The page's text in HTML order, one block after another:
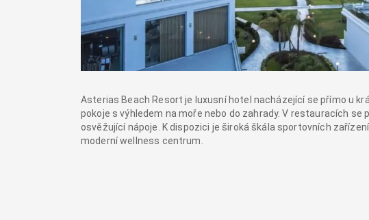
Asterias Beach Resort je luxusní hotel nacházející se přímo u
pokoje s výhledem na moře nebo do zahrady. V restauracích se
osvěžující nápoje. K dispozici je široká škála sportovních
moderní wellness centrum.